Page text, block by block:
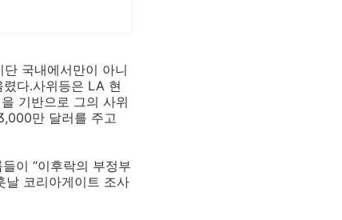
국내에서만이 아니
다.사위등은 LA 현
기반으로 그의 사위
만 달러를 주고
이 “이후락의 부정부
날 코리아게이트 조사